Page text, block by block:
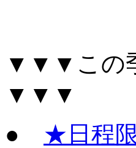
▼▼▼この
▼▼▼
● ★日程